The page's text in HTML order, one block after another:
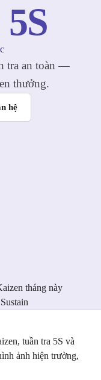
tra an toàn —
thưởng.
hệ
tháng này
tuần tra 5S và
ảnh hiện trường,